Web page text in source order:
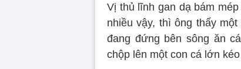
Vị thủ lĩnh gan dạ bám
nhiều vậy, thì ông thấy
đang đứng bên sông ăn
chộp lên một con cá lớn